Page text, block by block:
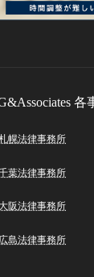
各
幌法律事務所
葉法律事務所
大阪法律事務所
広島法律事務所